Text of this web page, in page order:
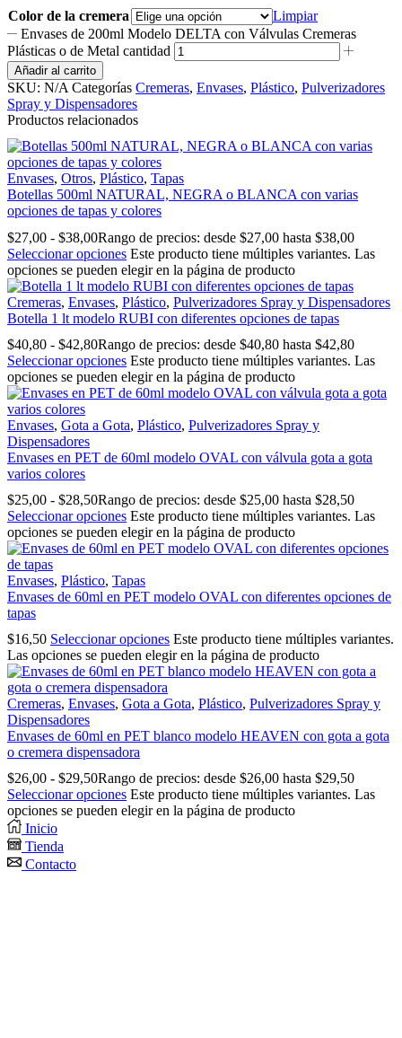
Color de la cremera
Limpiar
Envases de 200ml Modelo DELTA con Válvulas Cremeras
Plásticas o de Metal cantidad
Añadir al carrito
SKU: N/A Categorías Cremeras, Envases, Plástico, Pulverizadores
Spray y Dispensadores
Productos relacionados
Envases, Otros, Plástico, Tapas
Botellas 500ml NATURAL, NEGRA o BLANCA con varias
opciones de tapas y colores
$27,00 - $38,00Rango de precios: desde $27,00 hasta $38,00
Seleccionar opciones Este producto tiene múltiples variantes. Las
opciones se pueden elegir en la página de producto
Cremeras, Envases, Plástico, Pulverizadores Spray y Dispensadores
Botella 1 lt modelo RUBI con diferentes opciones de tapas
$40,80 - $42,80Rango de precios: desde $40,80 hasta $42,80
Seleccionar opciones Este producto tiene múltiples variantes. Las
opciones se pueden elegir en la página de producto
Envases, Gota a Gota, Plástico, Pulverizadores Spray y
Dispensadores
Envases en PET de 60ml modelo OVAL con válvula gota a gota
varios colores
$25,00 - $28,50Rango de precios: desde $25,00 hasta $28,50
Seleccionar opciones Este producto tiene múltiples variantes. Las
opciones se pueden elegir en la página de producto
Envases, Plástico, Tapas
Envases de 60ml en PET modelo OVAL con diferentes opciones de
tapas
$16,50 Seleccionar opciones Este producto tiene múltiples variantes.
Las opciones se pueden elegir en la página de producto
Cremeras, Envases, Gota a Gota, Plástico, Pulverizadores Spray y
Dispensadores
Envases de 60ml en PET blanco modelo HEAVEN con gota a gota
o cremera dispensadora
$26,00 - $29,50Rango de precios: desde $26,00 hasta $29,50
Seleccionar opciones Este producto tiene múltiples variantes. Las
opciones se pueden elegir en la página de producto
Inicio
Tienda
Contacto